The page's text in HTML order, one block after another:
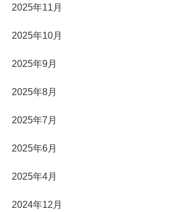
2025年11月
2025年10月
2025年9月
2025年8月
2025年7月
2025年6月
2025年4月
2024年12月